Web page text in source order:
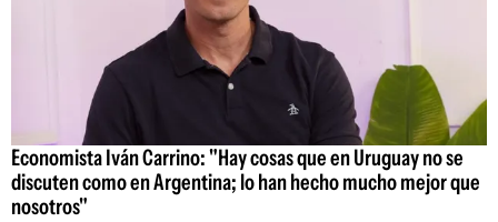
Economista Iván Carrino: "Hay cosas que en Uruguay no se
discuten como en Argentina; lo han hecho mucho mejor que
nosotros"